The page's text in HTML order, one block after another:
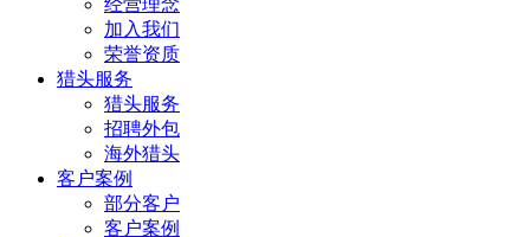
经营理念
加入我们
荣誉资质
猎头服务
猎头服务
招聘外包
海外猎头
客户案例
部分客户
客户案例